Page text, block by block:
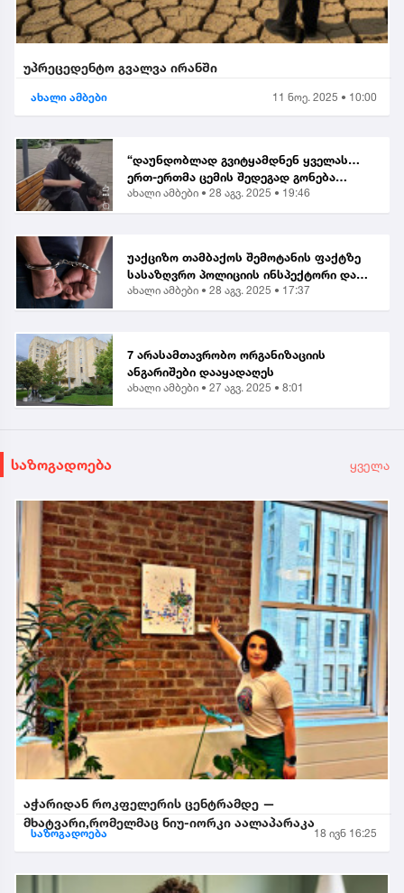
უპრეცედენტო გვალვა ირანში
ახალი ამბები 11 ნოე. 2025 • 10:00
“დაუნდობლად გვიტყამდნენ ყველას…
ერთ-ერთმა ცემის შედეგად გონება
დაკარგა” | მოქალაქე ბათუმში მომხდარ
ახალი ამბები • 28 აგვ. 2025 • 19:46
უაქციზო თამბაქოს შემოტანის ფაქტზე
სასაზღვრო პოლიციის ინსპექტორი და
ერთი პირი დააკავეს
ახალი ამბები • 28 აგვ. 2025 • 17:37
7 არასამთავრობო ორგანიზაციის
ანგარიშები დააყადაღეს
ახალი ამბები • 27 აგვ. 2025 • 8:01
საზოგადოება ყველა
აჭარიდან როკფელერის ცენტრამდე —
მხატვარი,რომელმაც ნიუ-იორკი აალაპარაკა
საზოგადოება 18 ივნ 16:25